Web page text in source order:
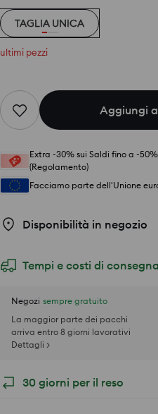
TAGLIA UNICA
ultimi pezzi
Aggiungi
Extra -30% sui Saldi fino a -
(Regolamento)
Facciamo parte dell'Unione
Disponibilità in negozio
Tempi e costi di consegna
Negozi sempre gratuito
La maggior parte dei pacchi
arriva entro 8 giorni lavorativi
Dettagli >
30 giorni per il reso